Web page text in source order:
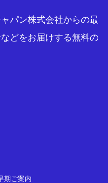
パン株式会社からの最
どをお届けする無料の
期ご案内